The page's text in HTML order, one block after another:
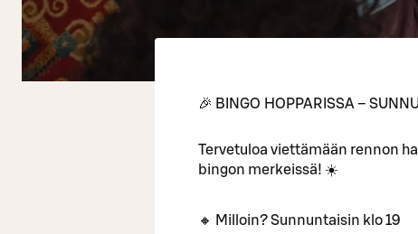
🎉 BINGO HOPPARISSA –
Tervetuloa viettämään rennon
bingon merkeissä! ☀️
🔸 Milloin? Sunnuntaisin klo 19